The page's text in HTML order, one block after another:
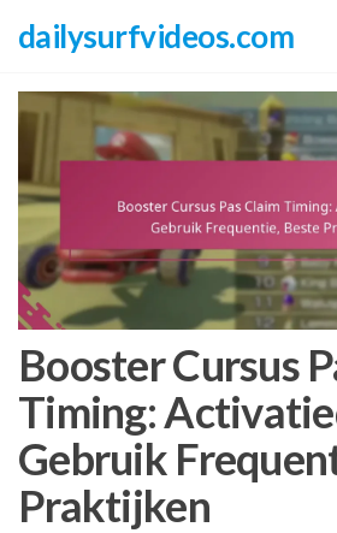
content
dailysurfvideos.com
Booster Cursus
Timing:
Gebruik
Praktijken